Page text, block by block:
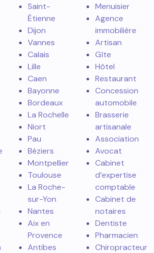
Saint-
Étienne
Dijon
Vannes
Calais
Lille
Caen
Bayonne
Bordeaux
La Rochelle
Niort
Pau
Béziers
Montpellier
Toulouse
La Roche-
sur-Yon
Nantes
Aix en
Provence
Antibes
Menuisier
Agence
immobilière
Artisan
Gîte
Hôtel
Restaurant
Concession
automobile
Brasserie
artisanale
Association
Avocat
Cabinet
d’expertise
comptable
Cabinet de
notaires
Dentiste
Pharmacien
Chiropracteur